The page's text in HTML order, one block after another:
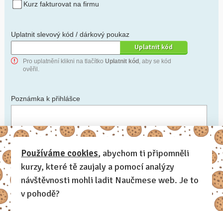
Kurz fakturovat na firmu
Uplatnit slevový kód / dárkový poukaz
Pro uplatnění klikni na tlačítko Uplatnit kód , aby se kód
ověřil.
Poznámka k přihlášce
Chceš-li se na cokoli zeptat, nebo ke své přihlášce poznamenat.
Anonymní profil – odesláním přihlášky se automaticky
vytvoří tvůj profil na Naučmese. Zatrhni tuto volbu a profil
bude skrytý.
Chci dostávat Naučmese newsletter
Používáme cookies, abychom ti připomněli
kurzy, které tě zaujaly a pomocí analýzy
návštěvnosti mohli ladit Naučmese web. Je to
v pohodě?